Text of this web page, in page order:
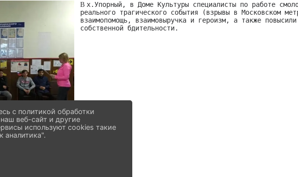
В х.Упорный, в Доме Культуры специалисты по работе
реального трагического события (взрывы в Московском
взаимопомощь, взаимовыручка и героизм, а также
собственной бдительности.
с политикой обработки
веб-сайт и другие
используют cookies такие
аналитика".